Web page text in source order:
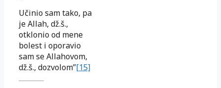
Učinio sam tako, pa
je Allah, dž.š.,
otklonio od mene
bolest i oporavio
sam se Allahovom,
dž.š., dozvolom”[15]